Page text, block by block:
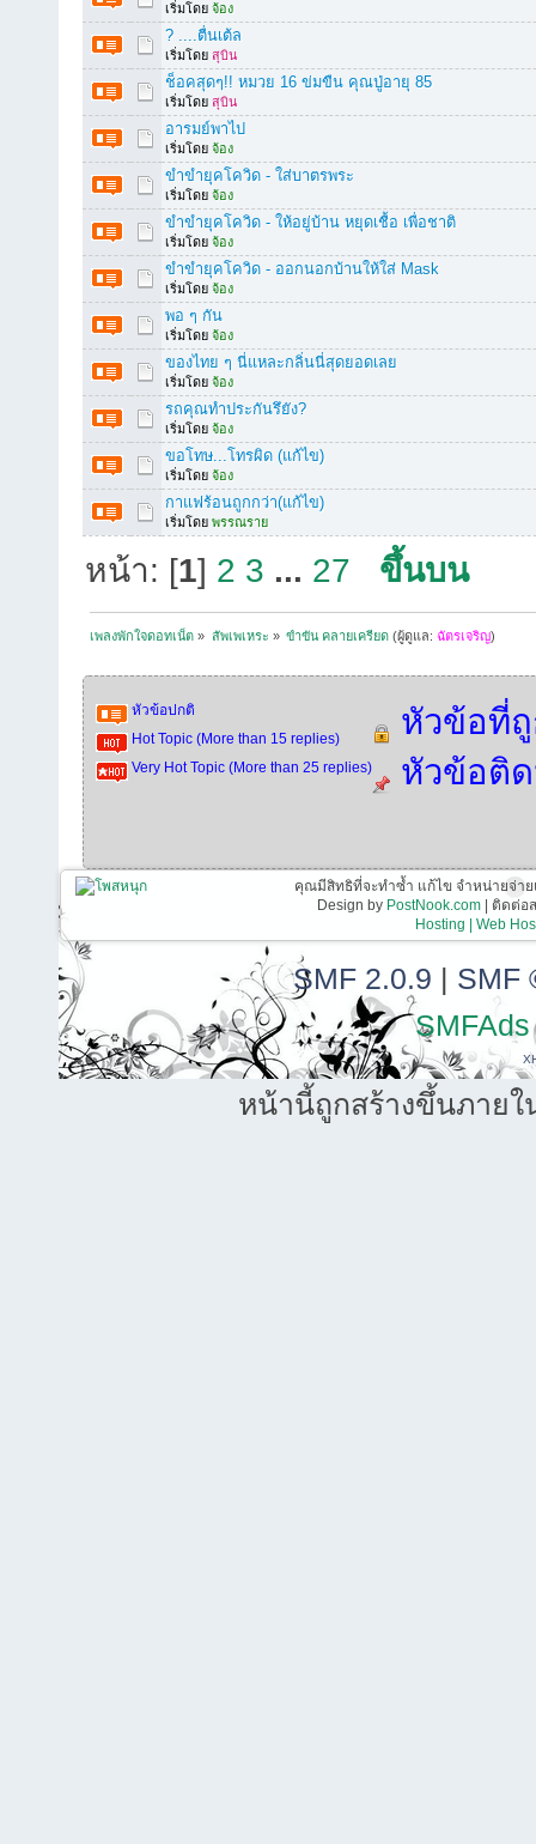
เริ่มโดย จ้อง
? ....ตื่นเต้ล
เริ่มโดย สุบิน
ช็อคสุดๆ!! หมวย 16 ข่มขืน คุณปู่อายุ 85
เริ่มโดย สุบิน
อารมย์พาไป
เริ่มโดย จ้อง
ขำขำยุคโควิด - ใส่บาตรพระ
เริ่มโดย จ้อง
ขำขำยุคโควิด - ให้อยู่บ้าน หยุดเชื้อ เพื่อชาติ
เริ่มโดย จ้อง
ขำขำยุคโควิด - ออกนอกบ้านให้ใส่ Mask
เริ่มโดย จ้อง
พอ ๆ กัน
เริ่มโดย จ้อง
ของไทย ๆ นี่แหละกลิ่นนี่สุดยอดเลย
เริ่มโดย จ้อง
รถคุณทำประกันรึยัง?
เริ่มโดย จ้อง
ขอโทษ...โทรผิด (แก้ไข)
เริ่มโดย จ้อง
กาแฟร้อนถูกกว่า(แก้ไข)
เริ่มโดย พรรณราย
หน้า: [1] 2 3 ... 27 ขึ้นบน
เพลงพักใจดอทเน็ต » สัพเพเหระ » ขำขัน คลายเครียด (ผู้ดูแล:ฉัตรเจริญ)
หัวข้อปกติ
Hot Topic (More than 15 replies)
Very Hot Topic (More than 25 replies)
หัวข้อที่
หัวข้อติ
คุณมีสิทธิที่จะทำซ้ำ แก้ไข จำหน่ายจ่า
Design by PostNook.com| ติดต่อส
Hosting | Web
SMF 2.0.9 | SMF
SMFAds
หน้านี้ถูกสร้างขึ้นภายใ